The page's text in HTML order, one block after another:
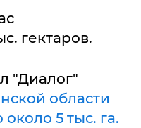
гектаров.
"Диалог"
области
5 тыс. га.